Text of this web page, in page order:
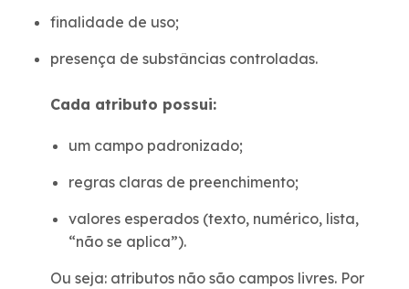
finalidade de uso;
presença de substâncias controladas.
Cada atributo possui:
um campo padronizado;
regras claras de preenchimento;
valores esperados (texto, numérico, lista,
“não se aplica”).
Ou seja: atributos não são campos livres. Por